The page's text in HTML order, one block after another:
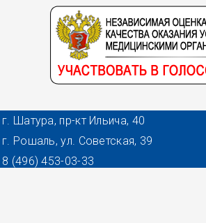
г. Шатура, пр-кт Ильича, 40
г. Рошаль, ул. Советская, 39
8 (496) 453-03-33